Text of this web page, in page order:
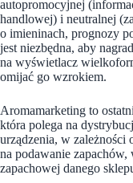
autopromocyjnej
handlowej) i neutralnej
o imieninach, prognozy
jest niezbędna, aby
na wyświetlacz
omijać go wzrokiem.
Aromamarketing to
która polega na
urządzenia, w zależności
na podawanie
zapachowej danego